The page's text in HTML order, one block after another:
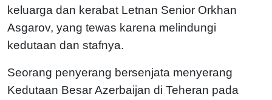
keluarga dan kerabat Letnan Senior Orkhan
Asgarov, yang tewas karena melindungi
kedutaan dan stafnya.
Seorang penyerang bersenjata menyerang
Kedutaan Besar Azerbaijan di Teheran pada